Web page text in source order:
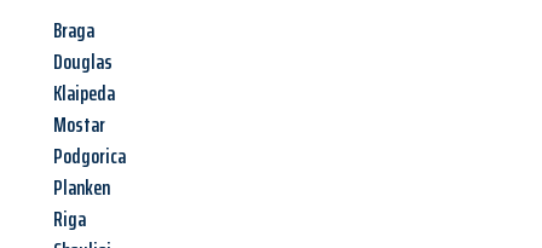
Braga
Douglas
Klaipeda
Mostar
Podgorica
Planken
Riga